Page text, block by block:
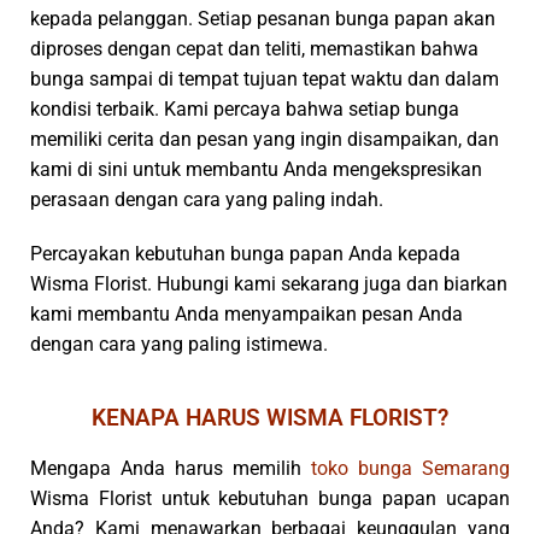
Percayakan kebutuhan bunga papan Anda kepada
Wisma Florist. Hubungi kami sekarang juga dan biarkan
kami membantu Anda menyampaikan pesan Anda
dengan cara yang paling istimewa.
Mengapa Anda harus memilih toko bunga Semarang
Wisma Florist untuk kebutuhan bunga papan ucapan
Anda? Kami menawarkan berbagai keunggulan yang
membuat kami menjadi pilihan terbaik untuk semua
sebagai toko bunga di Semarang. Kami dikenal karena
kualitas bunga yang selalu segar dan rangkaian yang